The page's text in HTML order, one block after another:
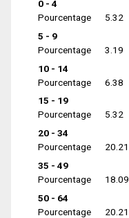
0 - 4
Pourcentage
5.32
5 - 9
Pourcentage
3.19
10 - 14
Pourcentage
6.38
15 - 19
Pourcentage
5.32
20 - 34
Pourcentage
20.21
35 - 49
Pourcentage
18.09
50 - 64
Pourcentage
20.21